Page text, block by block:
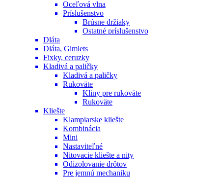
Oceľová vlna
Príslušenstvo
Brúsne držiaky
Ostatné príslušenstvo
Dláta
Dláta, Gimlets
Fixky, ceruzky
Kladivá a paličky
Kladivá a paličky
Rukoväte
Kliny pre rukoväte
Rukoväte
Kliešte
Klampiarske kliešte
Kombinácia
Mini
Nastaviteľné
Nitovacie kliešte a nity
Odizolovanie drôtov
Pre jemnú mechaniku